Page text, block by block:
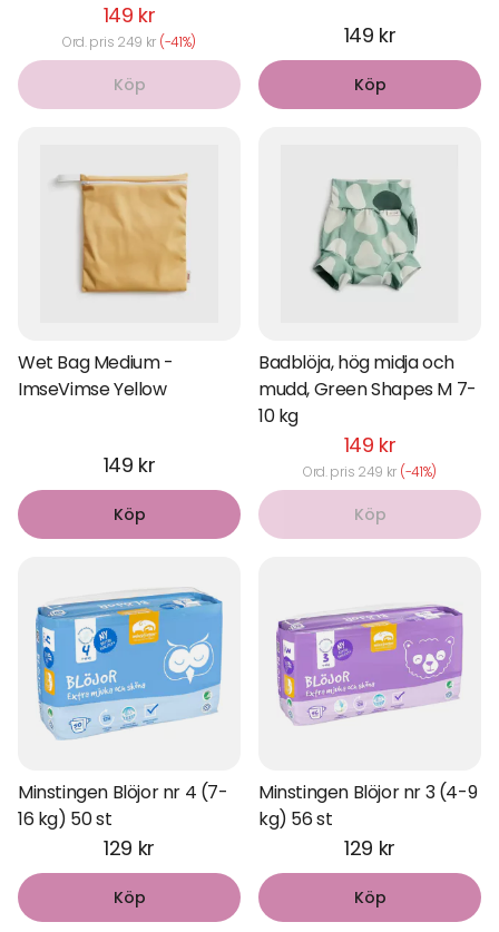
149 kr
Ord. pris 249 kr (-41%)
Köp
149 kr
Köp
Wet Bag Medium -
ImseVimse Yellow
149 kr
Köp
Badblöja, hög midja och
mudd, Green Shapes M 7-
10 kg
149 kr
Ord. pris 249 kr (-41%)
Köp
Minstingen Blöjor nr 4 (7-
16 kg) 50 st
129 kr
Köp
Minstingen Blöjor nr 3 (4-9
kg) 56 st
129 kr
Köp